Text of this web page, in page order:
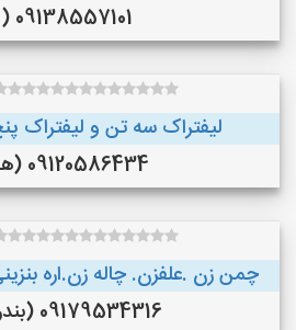
09138557101 (یزد)
لیفتراک سه تن و لیفتراک
09120586434 (همدان)
چمن زن .علفزن. چاله زن.اره
09179534316 (بندر عباس)